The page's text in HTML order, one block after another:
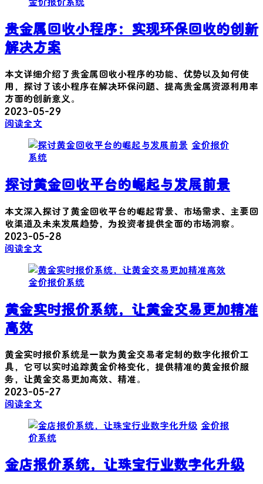
贵金属回收小程序：实现环保回收的创新
解决方案
本文详细介绍了贵金属回收小程序的功能、优势以及如何使
用，探讨了该小程序在解决环保问题、提高贵金属资源利用率
方面的创新意义。
2023-05-29
阅读全文
金价报价
系统
探讨黄金回收平台的崛起与发展前景
本文深入探讨了黄金回收平台的崛起背景、市场需求、主要回
收渠道及未来发展趋势，为投资者提供全面的市场洞察。
2023-05-28
阅读全文
金价报价系统
黄金实时报价系统，让黄金交易更加精准
高效
黄金实时报价系统是一款为黄金交易者定制的数字化报价工
具，它可以实时追踪黄金价格变化，提供精准的黄金报价服
务，让黄金交易更加高效、精准。
2023-05-27
阅读全文
金价报
价系统
金店报价系统，让珠宝行业数字化升级